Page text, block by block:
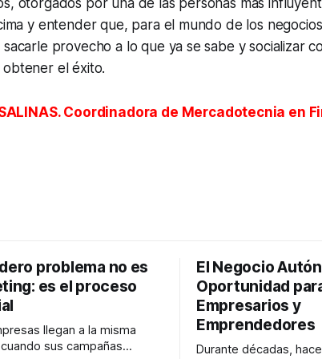
otorgados por una de las personas más
y entender que, para el mundo de los
provecho a lo que ya se sabe y socializar
obtener el éxito.
SALINAS. Coordinadora de Mercadotecnia en
problema no es
es el proceso
llegan a la misma
sus campañas
El Negocio
Oportunidad
Empresarios y
Emprendedores
Durante décadas,